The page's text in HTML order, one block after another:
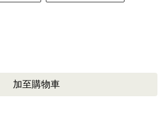
加至購物車